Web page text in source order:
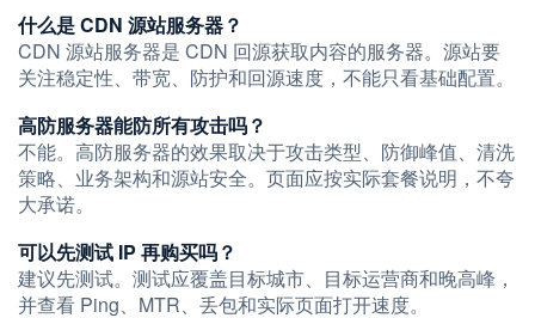
什么是 CDN 源站服务器？
CDN 源站服务器是 CDN 回源获取内容的服务器。源站要
关注稳定性、带宽、防护和回源速度，不能只看基础配置。
高防服务器能防所有攻击吗？
不能。高防服务器的效果取决于攻击类型、防御峰值、清洗
策略、业务架构和源站安全。页面应按实际套餐说明，不夸
大承诺。
可以先测试 IP 再购买吗？
建议先测试。测试应覆盖目标城市、目标运营商和晚高峰，
并查看 Ping、MTR、丢包和实际页面打开速度。